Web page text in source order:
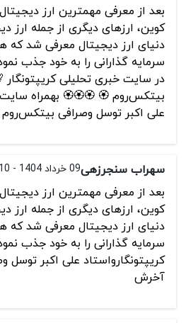
بعد از معرفی مهمترین ارز
کوین، ارزهای دیگری از جمله ارز
دنیای ارز دیجیتال معرفی شد که
سرمایه گذارانی را به خود جذب
در سایت خبری تحلیلی
بیتکس‌روم 🏵️ 🏵️🏵️🏵️ بهمراه سایت
علی اکبر توسل وصرافی
سهراب سنجرزهی09 خرداد 1404 - 15:10
بعد از معرفی مهمترین ارز
کوین، ارزهای دیگری از جمله ارز
دنیای ارز دیجیتال معرفی شد که
سرمایه گذارانی را به خود جذب
کریپتونگار‌و‌استاد علی اکبر
آخرش